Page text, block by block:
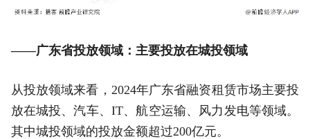
——广东省投放领域：主要投放在城投领域
从投放领域来看，2024年广东省融资租赁市场主要投
放在城投、汽车、IT、航空运输、风力发电等领域。
其中城投领域的投放金额超过200亿元。